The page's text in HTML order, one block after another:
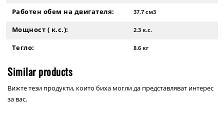
Работен обем на двигателя: 37.7 см3
Мощност ( к.с.): 2.3 к.с.
Тегло: 8.6 кг
Similar products
Вижте тези продукти, които биха могли да представляват интерес
за вас.